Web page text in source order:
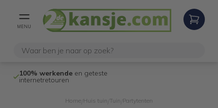
MENU
100% werkende en geteste
internetretouren
Home Huis tuin Tuin Partytenten